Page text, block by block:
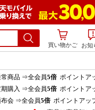
買い物かご お知
常商品 ⇒全会員5倍ポイントア
期購入 ⇒全会員5倍ポイントア
布会 ⇒全会員5倍ポイントアッ